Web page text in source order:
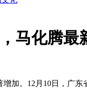
马化腾最
加。12月10日，广